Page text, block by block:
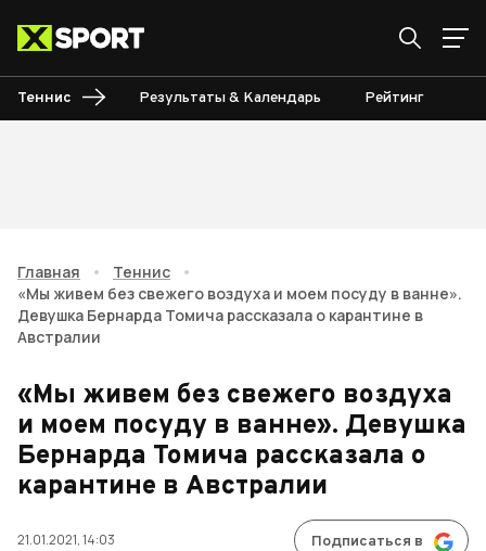
Теннис Результаты & Календарь Рейтинг
Главная • Теннис
•
«Мы живем без свежего воздуха и моем посуду в ванне».
Девушка Бернарда Томича рассказала о карантине в
Австралии
«Мы живем без свежего воздуха
и моем посуду в ванне». Девушка
Бернарда Томича рассказала о
карантине в Австралии
21.01.2021, 14:03 Подписаться в